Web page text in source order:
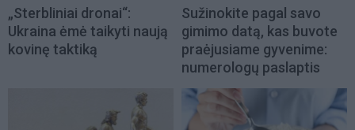
„Sterbliniai dronai“:
Ukraina ėmė taikyti naują
kovinę taktiką
Sužinokite pagal savo
gimimo datą, kas buvote
praėjusiame gyvenime:
numerologų paslaptis